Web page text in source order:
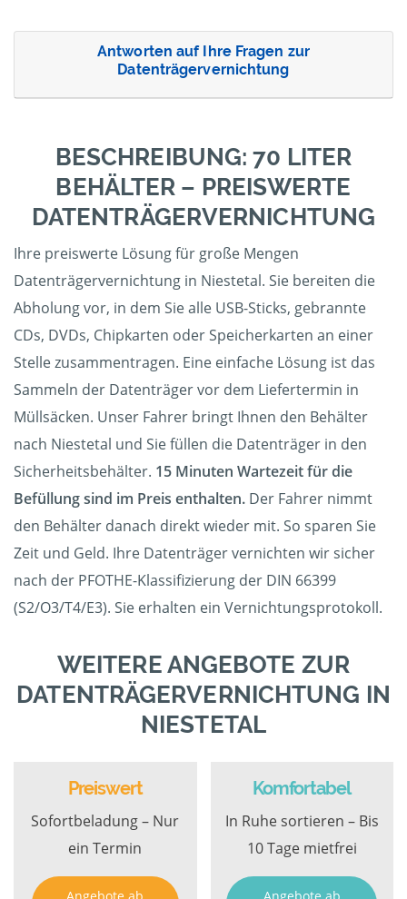
Antworten auf Ihre Fragen zur
Datenträgervernichtung
BESCHREIBUNG: 70 LITER
BEHÄLTER – PREISWERTE
DATENTRÄGERVERNICHTUNG
Ihre preiswerte Lösung für große Mengen
Datenträgervernichtung in Niestetal. Sie bereiten die
Abholung vor, in dem Sie alle USB-Sticks, gebrannte
CDs, DVDs, Chipkarten oder Speicherkarten an einer
Stelle zusammentragen. Eine einfache Lösung ist das
Sammeln der Datenträger vor dem Liefertermin in
Müllsäcken. Unser Fahrer bringt Ihnen den Behälter
nach Niestetal und Sie füllen die Datenträger in den
Sicherheitsbehälter. 15 Minuten Wartezeit für die
Befüllung sind im Preis enthalten. Der Fahrer nimmt
den Behälter danach direkt wieder mit. So sparen Sie
Zeit und Geld. Ihre Datenträger vernichten wir sicher
nach der PFOTHE-Klassifizierung der DIN 66399
(S2/O3/T4/E3). Sie erhalten ein Vernichtungsprotokoll.
WEITERE ANGEBOTE ZUR
DATENTRÄGERVERNICHTUNG IN
NIESTETAL
Preiswert
Sofortbeladung – Nur
ein Termin
Komfortabel
In Ruhe sortieren – Bis
10 Tage mietfrei